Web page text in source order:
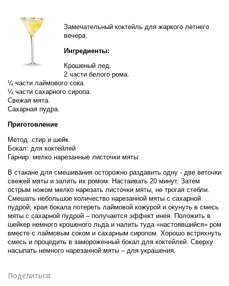
Замечательный коктейль для жаркого летнего
вечера.
Ингредиенты:
Крошеный лед.
2 части белого рома.
¼ части лаймового сока.
¼ части сахарного сиропа.
Свежая мята.
Сахарная пудра.
Приготовление
Метод: стир и шейк
Бокал: для коктейлей
Гарнир: мелко нарезанные листочки мяты
В стакане для смешивания осторожно раздавить одну - две веточки
свежей мяты и залить их ромом. Настаивать 20 минут. Затем
острым ножом мелко нарезать листочки мяты, не трогая стебли.
Смешать небольшое количество нарезанной мяты с сахарной
пудрой; края бокала потереть лаймовой кожурой и окунуть в смесь
мяты с сахарной пудрой – получается эффект инея. Положить в
шейкер немного крошеного льда и налить туда «настоявшийся» ром
вместе с лаймовым соком и сахарным сиропом. Хорошо встряхнуть
смесь и процедить в замороженный бокал для коктейлей. Сверху
насыпать немного нарезанной мяты – для украшения.
Поделиться: